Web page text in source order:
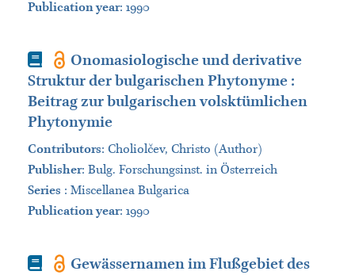
Publication year: 1990
Book Onomasiologische und derivative
Struktur der bulgarischen Phytonyme :
Beitrag zur bulgarischen volsktümlichen
Phytonymie
Contributors: Choliolčev, Christo (Author)
Publisher: Bulg. Forschungsinst. in Österreich
Series : Miscellanea Bulgarica
Publication year: 1990
Book Gewässernamen im Flußgebiet des